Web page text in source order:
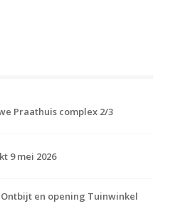
Praathuis complex 2/3
9 mei 2026
en opening Tuinwinkel